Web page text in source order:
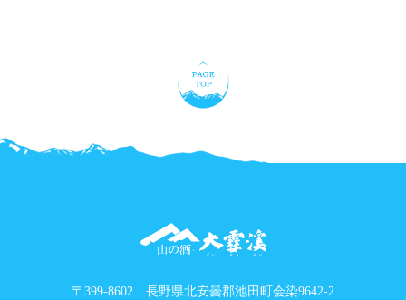
〒399-8602 長野県北安曇郡池田町会染9642-2